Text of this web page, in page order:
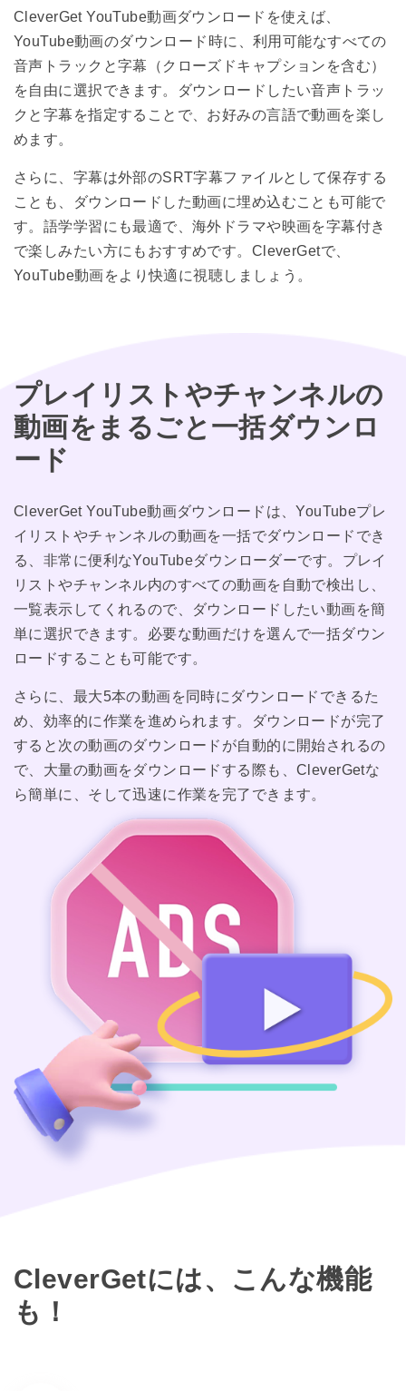
CleverGet YouTube動画ダウンロードを使えば、
YouTube動画のダウンロード時に、利用可能なすべての
音声トラックと字幕（クローズドキャプションを含む）
を自由に選択できます。ダウンロードしたい音声トラッ
クと字幕を指定することで、お好みの言語で動画を楽し
めます。
さらに、字幕は外部のSRT字幕ファイルとして保存する
ことも、ダウンロードした動画に埋め込むことも可能で
す。語学学習にも最適で、海外ドラマや映画を字幕付き
で楽しみたい方にもおすすめです。CleverGetで、
YouTube動画をより快適に視聴しましょう。
プレイリストやチャンネルの
動画をまるごと一括ダウンロ
ード
CleverGet YouTube動画ダウンロードは、YouTubeプレ
イリストやチャンネルの動画を一括でダウンロードでき
る、非常に便利なYouTubeダウンローダーです。プレイ
リストやチャンネル内のすべての動画を自動で検出し、
一覧表示してくれるので、ダウンロードしたい動画を簡
単に選択できます。必要な動画だけを選んで一括ダウン
ロードすることも可能です。
さらに、最大5本の動画を同時にダウンロードできるた
め、効率的に作業を進められます。ダウンロードが完了
すると次の動画のダウンロードが自動的に開始されるの
で、大量の動画をダウンロードする際も、CleverGetな
ら簡単に、そして迅速に作業を完了できます。
CleverGetには、こんな機能
も！